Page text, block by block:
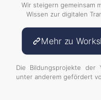
Wir steigern gemeinsam
Wissen zur digitalen
Mehr zu
Die Bildungsprojekte der
unter anderem gefördert